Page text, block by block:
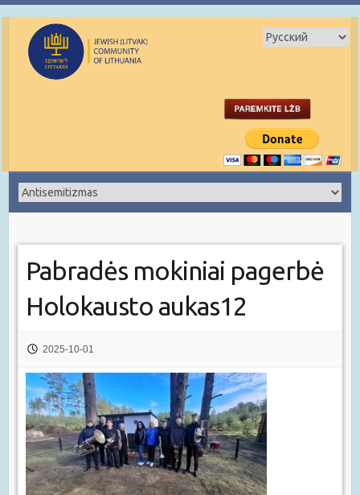
Pabradės mokiniai pagerbė
Holokausto aukas12
2025-10-01